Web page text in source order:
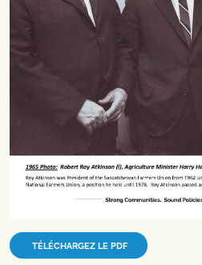
TÉLÉCHARGEZ LE PDF